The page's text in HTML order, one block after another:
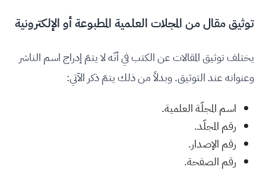
توثيق مقال من المجلات العلمية المطبوعة أو الإلكترونية
يختلف توثيق المقالات عن الكتب في أنّه لا يتمّ إدراج اسم الناشر
وعنوانه عند التوثيق. وبدلاً من ذلك يتمّ ذكر الآتي:
اسم المجلّة العلمية.
رقم المجلّد.
رقم الإصدار.
رقم الصفحة.